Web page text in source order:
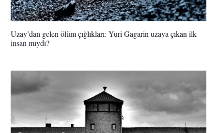
Uzay’dan gelen ölüm çığlıkları: Yuri Gagarin uzaya çıkan ilk
insan mıydı?